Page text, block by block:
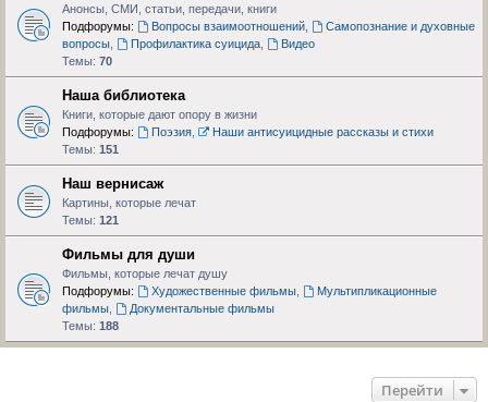
Анонсы, СМИ, статьи, передачи, книги
Подфорумы:
Вопросы взаимоотношений,
Самопознание и духовные
вопросы
Профилактика суицида,
Видео
Темы: 70
Наша библиотека
Книги, которые дают опору в жизни
Подфорумы:
Поэзия,
Наши антисуицидные рассказы и стихи
Темы: 151
Наш вернисаж
Картины, которые лечат
Темы: 121
Фильмы для души
Фильмы, которые лечат душу
Подфорумы:
Художественные фильмы,
Мультипликационные
фильмы
Документальные фильмы
Темы: 188
Перейти